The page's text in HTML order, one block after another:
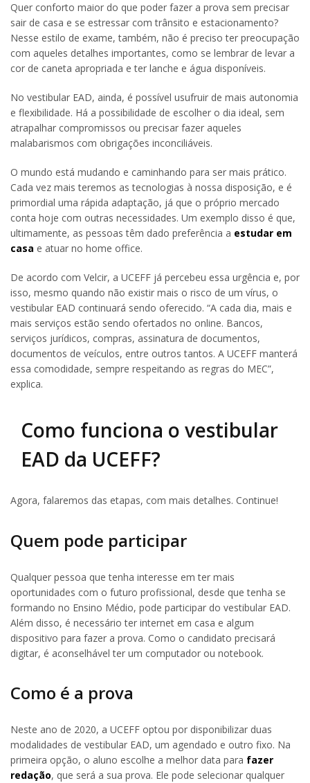
Quer conforto maior do que poder fazer a prova sem precisar
sair de casa e se estressar com trânsito e estacionamento?
Nesse estilo de exame, também, não é preciso ter preocupação
com aqueles detalhes importantes, como se lembrar de levar a
cor de caneta apropriada e ter lanche e água disponíveis.
No vestibular EAD, ainda, é possível usufruir de mais autonomia
e flexibilidade. Há a possibilidade de escolher o dia ideal, sem
atrapalhar compromissos ou precisar fazer aqueles
malabarismos com obrigações inconciliáveis.
O mundo está mudando e caminhando para ser mais prático.
Cada vez mais teremos as tecnologias à nossa disposição, e é
primordial uma rápida adaptação, já que o próprio mercado
conta hoje com outras necessidades. Um exemplo disso é que,
ultimamente, as pessoas têm dado preferência a estudar em
casa e atuar no home office.
De acordo com Velcir, a UCEFF já percebeu essa urgência e, por
isso, mesmo quando não existir mais o risco de um vírus, o
vestibular EAD continuará sendo oferecido. “A cada dia, mais e
mais serviços estão sendo ofertados no online. Bancos,
serviços jurídicos, compras, assinatura de documentos,
documentos de veículos, entre outros tantos. A UCEFF manterá
essa comodidade, sempre respeitando as regras do MEC”,
explica.
Como funciona o vestibular
EAD da UCEFF?
Agora, falaremos das etapas, com mais detalhes. Continue!
Quem pode participar
Qualquer pessoa que tenha interesse em ter mais
oportunidades com o futuro profissional, desde que tenha se
formando no Ensino Médio, pode participar do vestibular EAD.
Além disso, é necessário ter internet em casa e algum
dispositivo para fazer a prova. Como o candidato precisará
digitar, é aconselhável ter um computador ou notebook.
Como é a prova
Neste ano de 2020, a UCEFF optou por disponibilizar duas
modalidades de vestibular EAD, um agendado e outro fixo. Na
primeira opção, o aluno escolhe a melhor data para fazer
redação, que será a sua prova. Ele pode selecionar qualquer